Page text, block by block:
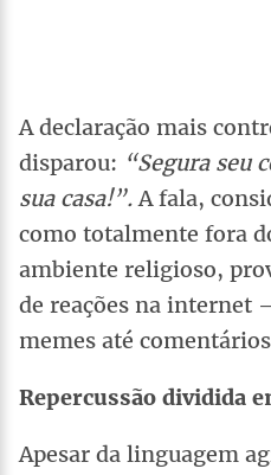
A declaração mais
disparou: “Segura seu
sua casa!”.A fala,
como totalmente fora
ambiente religioso,
de reações na internet
memes até
Repercussão dividida
Apesar da linguagem